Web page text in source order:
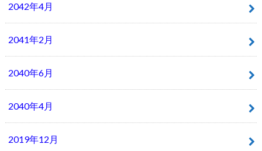
2042年4月
2041年2月
2040年6月
2040年4月
2019年12月